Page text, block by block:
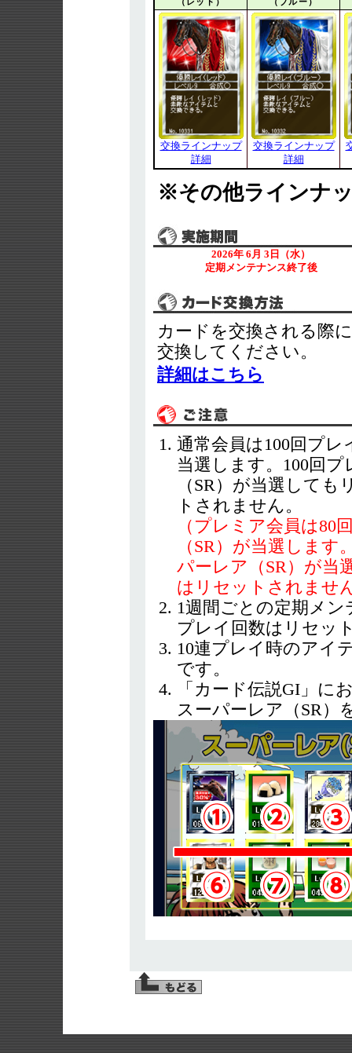
交換ラインナップ
詳細
交換ラインナップ
詳細
※その他ラインナ
2026年 6月 3日（水）
定期メンテナンス終了後
カードを交換される際
交換してください。
詳細はこちら
通常会員は100回プ
当選します。100回
（SR）が当選して
トされません。
（プレミア会員は80
（SR）が当選しま
パーレア（SR）が当
はリセットされませ
1週間ごとの定期メ
プレイ回数はリセッ
10連プレイ時のアイ
です。
「カード伝説GI」に
スーパーレア（SR）